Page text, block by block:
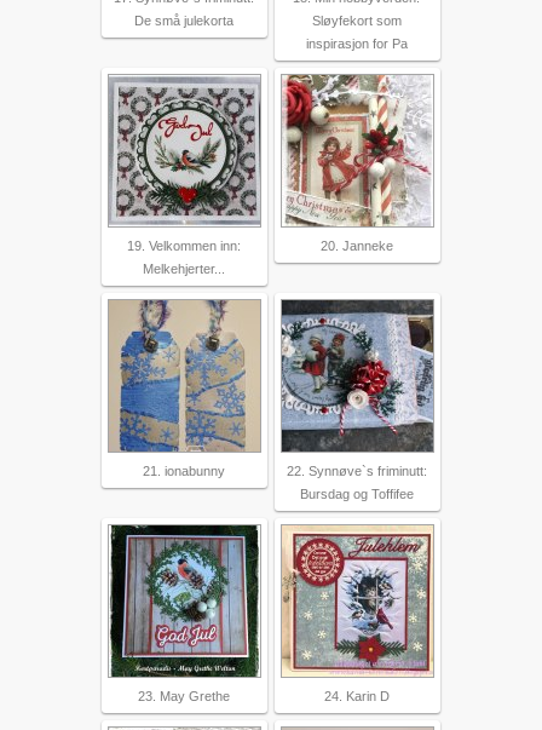
De små julekorta
Sløyfekort som
inspirasjon for Pa
19. Velkommen inn:
Melkehjerter...
20. Janneke
21. ionabunny
22. Synnøve`s friminutt:
Bursdag og Toffifee
23. May Grethe 24. Karin D